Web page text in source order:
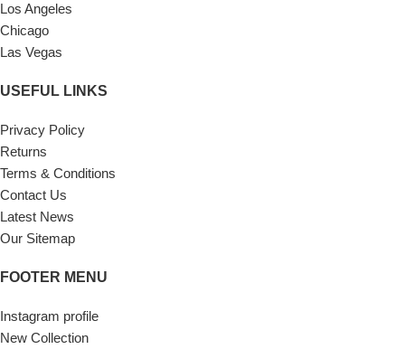
Los Angeles
Chicago
Las Vegas
USEFUL LINKS
Privacy Policy
Returns
Terms & Conditions
Contact Us
Latest News
Our Sitemap
FOOTER MENU
Instagram profile
New Collection